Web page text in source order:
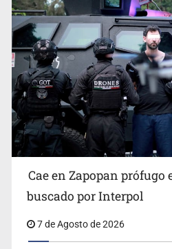
Al archivo la mitad de quejas
Cae en Zapopan prófugo
buscado por Interpol
7 de Agosto de 2026